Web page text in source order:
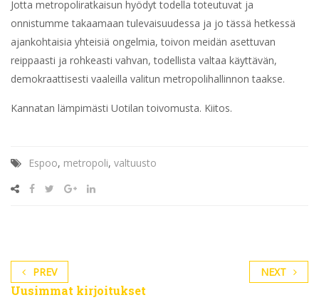
Jotta metropoliratkaisun hyödyt todella toteutuvat ja
onnistumme takaamaan tulevaisuudessa ja jo tässä hetkessä
ajankohtaisia yhteisiä ongelmia, toivon meidän asettuvan
reippaasti ja rohkeasti vahvan, todellista valtaa käyttävän,
demokraattisesti vaaleilla valitun metropolihallinnon taakse.
Kannatan lämpimästi Uotilan toivomusta. Kiitos.
Espoo, metropoli, valtuusto
PREV NEXT
Uusimmat kirjoitukset